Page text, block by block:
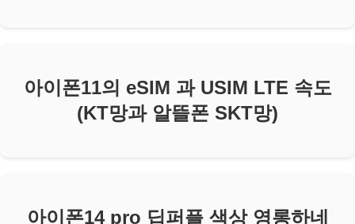
아이폰11의 eSIM 과 USIM LTE 속도
(KT망과 알뜰폰 SKT망)
아이폰14 pro 딥퍼플 색상 영롱하네